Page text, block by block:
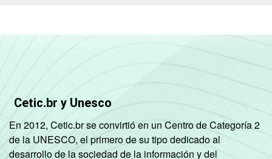
Cetic.br y Unesco
En 2012, Cetic.br se convirtió en un Centro de Categoría 2
de la UNESCO, el primero de su tipo dedicado al
desarrollo de la sociedad de la información y del